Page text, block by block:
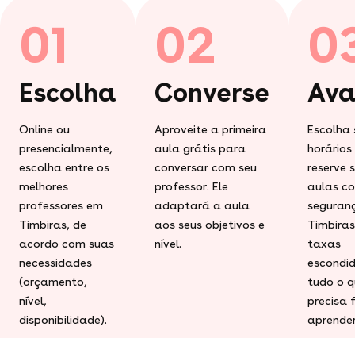
01
Escolha
Online ou
presencialmente,
escolha entre os
melhores
professores em
Timbiras, de
acordo com suas
necessidades
(orçamento,
nível,
disponibilidade).
02
Converse
Aproveite a primeira
aula grátis para
conversar com seu
professor. Ele
adaptará a aula
aos seus objetivos e
nível.
Escolha
horários
reserve
aulas
taxas
tudo o
precisa